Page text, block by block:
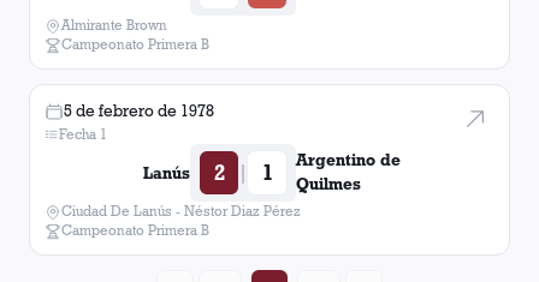
Almirante Brown
Campeonato Primera B
5 de febrero de 1978
Fecha 1
Lanús 2 | 1
Argentino de
Quilmes
Ciudad De Lanús - Néstor Diaz Pérez
Campeonato Primera B